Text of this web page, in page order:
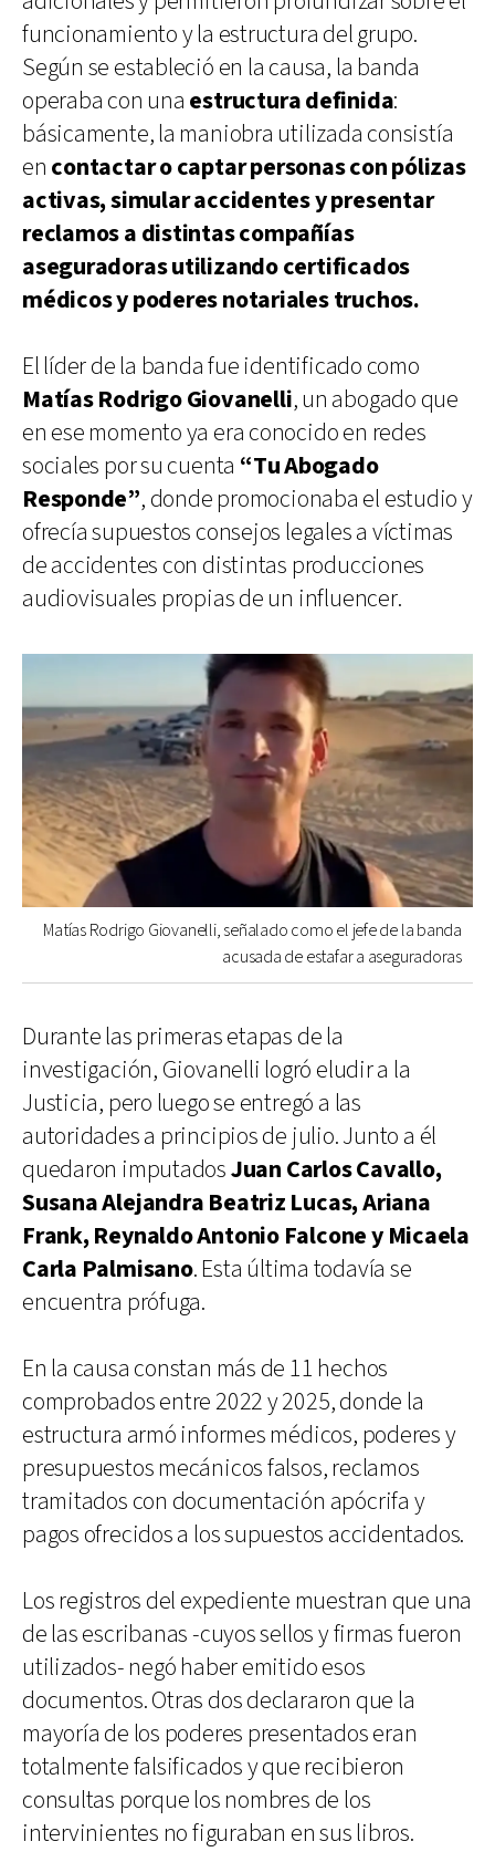
funcionamiento y la estructura del grupo.
Según se estableció en la causa, la banda
operaba con una estructura definida:
básicamente, la maniobra utilizada consistía
en contactar o captar personas con pólizas
activas, simular accidentes y presentar
reclamos a distintas compañías
aseguradoras utilizando certificados
médicos y poderes notariales truchos.
El líder de la banda fue identificado como
Matías Rodrigo Giovanelli, un abogado que
en ese momento ya era conocido en redes
sociales por su cuenta “Tu Abogado
Responde”, donde promocionaba el estudio y
ofrecía supuestos consejos legales a víctimas
de accidentes con distintas producciones
audiovisuales propias de un influencer.
Matías Rodrigo Giovanelli, señalado como el jefe de la banda
acusada de estafar a aseguradoras
Durante las primeras etapas de la
investigación, Giovanelli logró eludir a la
Justicia, pero luego se entregó a las
autoridades a principios de julio. Junto a él
quedaron imputadosJuan Carlos Cavallo,
Susana Alejandra Beatriz Lucas, Ariana
Frank, Reynaldo Antonio Falcone y Micaela
Carla Palmisano. Esta última todavía se
encuentra prófuga.
En la causa constan más de 11 hechos
comprobados entre 2022 y 2025, donde la
estructura armó informes médicos, poderes y
presupuestos mecánicos falsos, reclamos
tramitados con documentación apócrifa y
pagos ofrecidos a los supuestos accidentados.
Los registros del expediente muestran que una
de las escribanas -cuyos sellos y firmas fueron
utilizados- negó haber emitido esos
documentos. Otras dos declararon que la
mayoría de los poderes presentados eran
totalmente falsificados y que recibieron
consultas porque los nombres de los
intervinientes no figuraban en sus libros.